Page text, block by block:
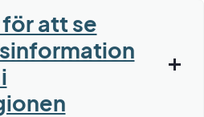
att se